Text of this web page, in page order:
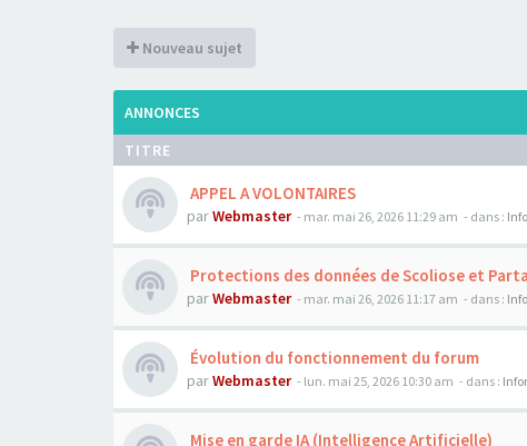
Nouveau sujet
ANNONCES
TITRE
APPEL A VOLONTAIRES
parWebmaster - mar. mai 26, 2026 11:29 am - dans :
Protections des données de Scoliose et
parWebmaster - mar. mai 26, 2026 11:17 am - dans :
Évolution du fonctionnement du forum
parWebmaster - lun. mai 25, 2026 10:30 am - dans :
Mise en garde IA (Intelligence Artificielle)